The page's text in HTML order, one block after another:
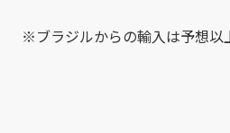
※ブラジルからの輸入は予想以